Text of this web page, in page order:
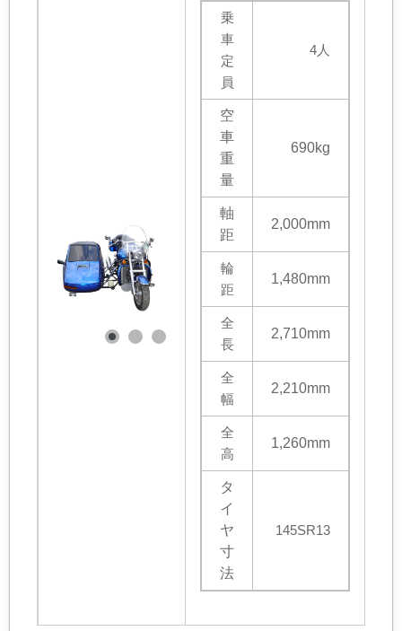
乗
車
定
員
4人
空
車
重
量
690kg
軸
距
2,000mm
輪
距
1,480mm
全
長
2,710mm
全
幅
2,210mm
全
高
1,260mm
タ
イ
ヤ
寸
法
145SR13